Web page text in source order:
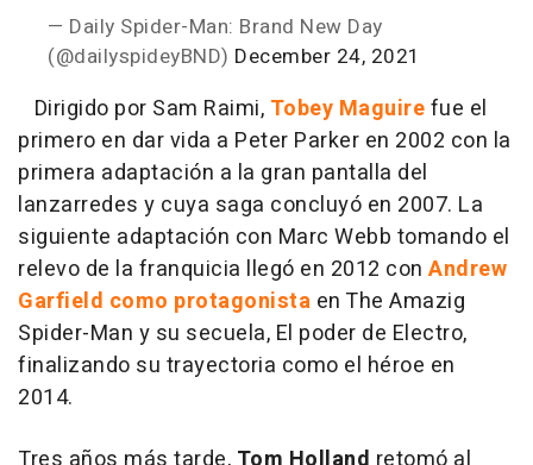
— Daily Spider-Man: Brand New Day
(@dailyspideyBND) December 24, 2021
Dirigido por Sam Raimi, Tobey Maguirefue el
primero en dar vida a Peter Parker en 2002 con la
primera adaptación a la gran pantalla del
lanzarredes y cuya saga concluyó en 2007. La
siguiente adaptación con Marc Webb tomando el
relevo de la franquicia llegó en 2012 con Andrew
Garfield como protagonista en The Amazig
Spider-Man y su secuela, El poder de Electro,
finalizando su trayectoria como el héroe en
2014.